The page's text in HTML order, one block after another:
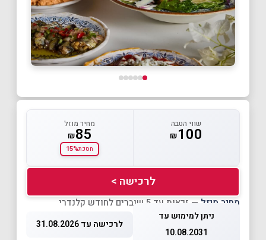
שווי הטבה
₪100
מחיר מוזל
₪85
חסכת15%
לרכישה >
מחיר מוזל — זכאות עד 5 שוברים לחודש קלנדרי
ניתן למימוש עד
10.08.2031
לרכישה עד 31.08.2026